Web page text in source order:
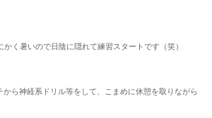
かく暑いので日陰に隠れて練習スタートです（笑）
ら神経系ドリル等をして、こまめに休憩を取りながら